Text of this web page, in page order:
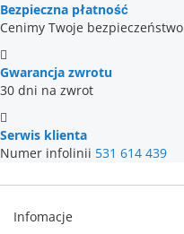
Bezpieczna płatność
Cenimy Twoje bezpieczeństwo
Gwarancja zwrotu
30 dni na zwrot
Serwis klienta
Numer infolinii 531 614 439
Infomacje